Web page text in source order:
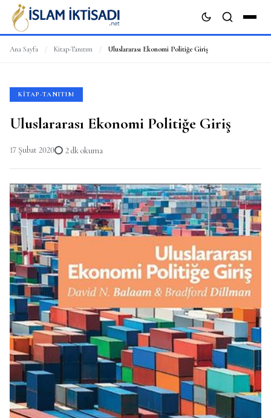
Ana Sayfa / Kitap-Tanıtım / Uluslararası Ekonomi Politiğe Giriş
KITAP-TANITIM
Uluslararası Ekonomi Politiğe Giriş
17 Şubat 2020 2 dk okuma